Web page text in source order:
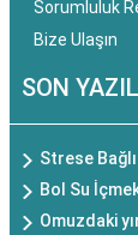
Sorumluluk
Bize Ulaşın
SON
Strese
Bol Su
Omuzdaki